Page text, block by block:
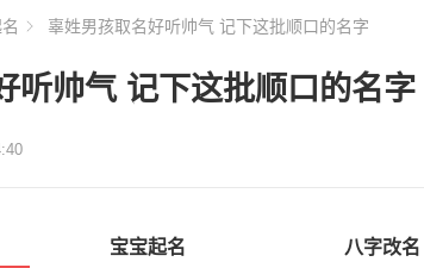
辜姓男孩取名好听帅气 记下这批顺口的名字
听帅气 记下这批顺口的名字
宝宝起名 八字改名